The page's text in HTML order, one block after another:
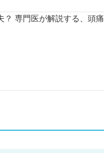
？ 専門医が解説する、頭